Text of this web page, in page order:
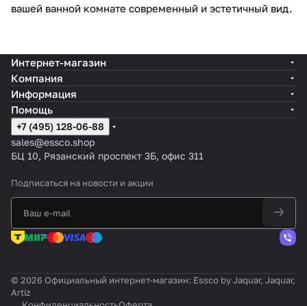
вашей ванной комнате современный и эстетичный вид.
Интернет-магазин
Компания
Информация
Помощь
+7 (495) 128-06-88
sales@essco.shop
БЦ 10, Рязанский проспект 3Б, офис 311
Подписаться на новости и акции
© 2026 Официальный интернет-магазин: Essco by Jaquar, Jaquar,
Artiz